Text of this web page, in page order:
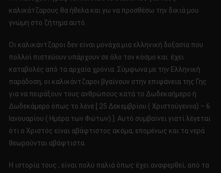
καλικάτζαρους θα ήθελα και γω να προσθέσω την δικιά μου
γνώμη στο ζήτημα αυτό.
Οι καλικάντζαροι δεν είναι μονάχα μια ελληνική δοξασία που
πολλοί πιστεύουν υπάρχουν σε όλο τον κόσμο και έχει
καταβολές από τα αρχαία χρόνια. Σύμφωνα με την Ελληνική
παράδοση, οι καλικάντζαροι βγαίνουν στην επιφάνεια της Γης
για να πειράξουν τους ανθρώπους κατά το Δωδεκαήμερο ή
Δωδεκάμερο όπως το λένε [ 25 Δεκεμβρίου ( Χριστούγεννα) – 6
Ιανουαρίου ( Ημέρα των Φώτων) ]. Αυτό συμβαίνει γιατί λέγεται
ότι ο Χριστός είναι αβάφτιστος ακόμα, επομένως και τα νερά
θεωρούνται αβάφτιστα.
Η ιστορία τους , είναι πολύ παλιά όπως έχει αναφερθεί, από τα